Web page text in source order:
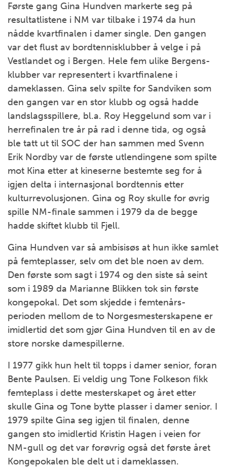
Første gang Gina Hundven markerte seg på
resultatlistene i NM var tilbake i 1974 da hun
nådde kvartfinalen i damer single. Den gangen
var det flust av bordtennisklubber å velge i på
Vestlandet og i Bergen. Hele fem ulike Bergens-
klubber var representert i kvartfinalene i
dameklassen. Gina selv spilte for Sandviken som
den gangen var en stor klubb og også hadde
landslagsspillere, bl.a. Roy Heggelund som var i
herrefinalen tre år på rad i denne tida, og også
ble tatt ut til SOC der han sammen med Svenn
Erik Nordby var de første utlendingene som spilte
mot Kina etter at kineserne bestemte seg for å
igjen delta i internasjonal bordtennis etter
kulturrevolusjonen. Gina og Roy skulle for øvrig
spille NM-finale sammen i 1979 da de begge
hadde skiftet klubb til Fjell.
Gina Hundven var så ambisisøs at hun ikke samlet
på femteplasser, selv om det ble noen av dem.
Den første som sagt i 1974 og den siste så seint
som i 1989 da Marianne Blikken tok sin første
kongepokal. Det som skjedde i femtenårs-
perioden mellom de to Norgesmesterskapene er
imidlertid det som gjør Gina Hundven til en av de
store norske damespillerne.
I 1977 gikk hun helt til topps i damer senior, foran
Bente Paulsen. Ei veldig ung Tone Folkeson fikk
femteplass i dette mesterskapet og året etter
skulle Gina og Tone bytte plasser i damer senior. I
1979 spilte Gina seg igjen til finalen, denne
gangen sto imidlertid Kristin Hagen i veien for
NM-gull og det var forøvrig også det første året
Kongepokalen ble delt ut i dameklassen.